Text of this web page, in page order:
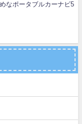
なポータブルカーナビ5